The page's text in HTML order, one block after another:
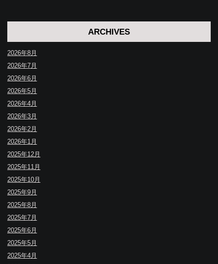
ARCHIVES
2026年8月
2026年7月
2026年6月
2026年5月
2026年4月
2026年3月
2026年2月
2026年1月
2025年12月
2025年11月
2025年10月
2025年9月
2025年8月
2025年7月
2025年6月
2025年5月
2025年4月